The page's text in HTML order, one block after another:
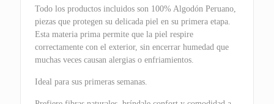
Todo los productos incluidos son 100% Algodón Peruano,
piezas que protegen su delicada piel en su primera etapa.
Esta materia prima permite que la piel respire
correctamente con el exterior, sin encerrar humedad que
muchas veces causan alergias o enfriamientos.
Ideal para sus primeras semanas.